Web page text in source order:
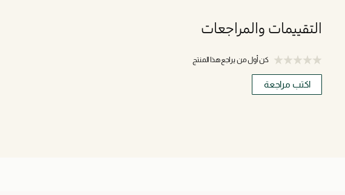
التقييمات والمراجعات
كن أول من يراجع هذا المنتج
اكتب مراجعة